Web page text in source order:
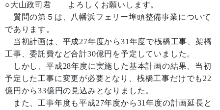
○大山政司君 よろしくお願いします。
質問の第５は、八幡浜フェリー埠頭整備事業について
であります。
当初計画は、平成27年度から31年度で桟橋工事、架橋
工事、委託費など合計30億円を予定していました。
しかし、平成28年度に実施した基本計画の結果、当初
予定した工事に変更が必要となり、桟橋工事だけでも22
億円から33億円の見込みとなりました。
また、工事年度も平成27年度から31年度の計画延長と